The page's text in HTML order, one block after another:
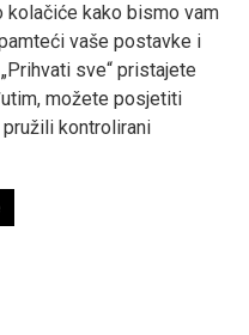
kolačiće kako bismo vam
vaše postavke i
sve“ pristajete
možete posjetiti
kontrolirani